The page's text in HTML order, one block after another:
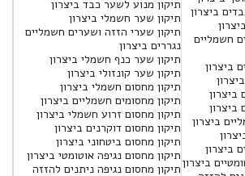
ביצרון
חשמליים
ביצרון
ביצרון
ביצרון
ביצרון
ביצרון
ביצרון
תיקון מנוע לשער כבד ביצרון
תיקון שער חשמלי ביצרון
תיקון שערי הזזה ושערים חשמליים
נגררים ביצרון
תיקון שער כנף חשמלי ביצרון
תיקון שער קונזולי ביצרון
תיקון מחסום חשמלי ביצרון
תיקון מחסומים חשמליים ביצרון
תיקון מחסום זרוע חשמלי ביצרון
תיקון מחסום דוקרנים ביצרון
תיקון מחסום ביטחוני ביצרון
תיקון מחסום נגיפה אוטומטי ביצרון
תיקון מחסום נגיפה ניתנים להזזה